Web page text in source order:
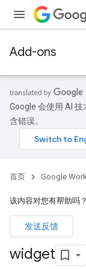
Add-ons
Google 会使用 AI
含错误。
首页 Google
该内容对您有帮助吗？
发送反馈
widget